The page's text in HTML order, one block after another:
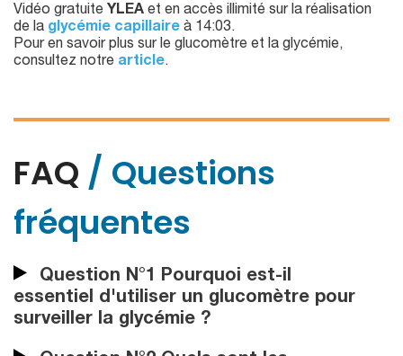
Vidéo gratuite YLEA et en accès illimité sur la réalisation
de la glycémie capillaire à 14:03.
Pour en savoir plus sur le glucomètre et la glycémie,
consultez notre article.
FAQ / Questions
fréquentes
Question N°1 Pourquoi est-il
essentiel d'utiliser un glucomètre pour
surveiller la glycémie ?